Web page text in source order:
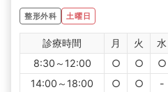
整形外科 土曜日
診療時間 月 火 水
8:30～12:00
○ ○ ○
14:00～18:00
○ ○ -